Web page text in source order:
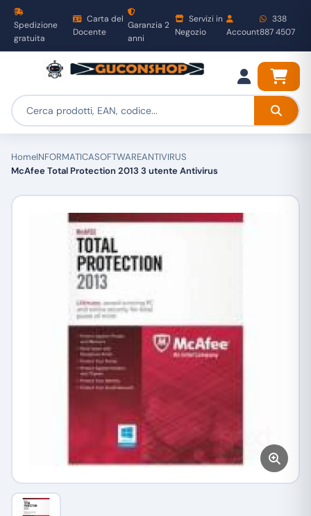
Spedizione
gratuita
Carta del
Docente
Garanzia 2
anni
Servizi in
Negozio
Account
338
887 4507
HomeINFORMATICASOFTWAREANTIVIRUS
McAfee Total Protection 2013 3 utente Antivirus